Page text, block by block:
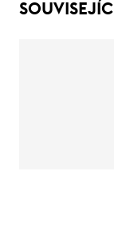
SOUVISEJÍCÍ